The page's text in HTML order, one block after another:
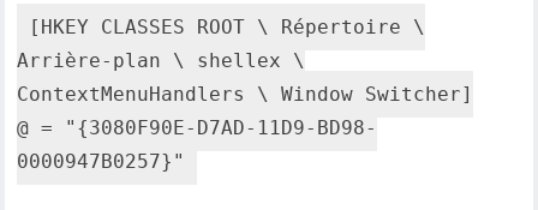
[HKEY_CLASSES_ROOT \ Répertoire \
Arrière-plan \ shellex \
ContextMenuHandlers \ Window Switcher]
@ = "{3080F90E-D7AD-11D9-BD98-
0000947B0257}"